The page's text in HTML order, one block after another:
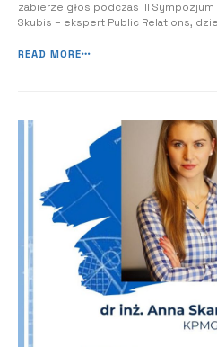
zabierze głos podczas III
Skubis – ekspert Public Relations,
Narciarstwa Wodnego. Obecnie
READ MORE